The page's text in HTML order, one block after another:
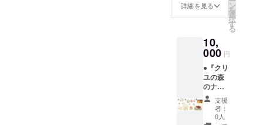
プペー
ジでご
い。
のL･M･
Sから、
みのも
のを１
個づつ
お選び
頂けま
す。 ----
-----------
-----------
-----------
柄の大
なる場
合があ
りま
す。 ----
-----------
-----------
-----------
-----------
---- 各商
（W48×
H40×D
15ｃ
12oz
コット
ン生地
③ファ
スナー
ポーチ
（W13×
H10×D
６cm）
詳細を見る ン
を
選
択
す
る
10,
000 円
●『クリ
ユの森
のナル
ビィ』
グッズ
【J】
支援
者：
0人